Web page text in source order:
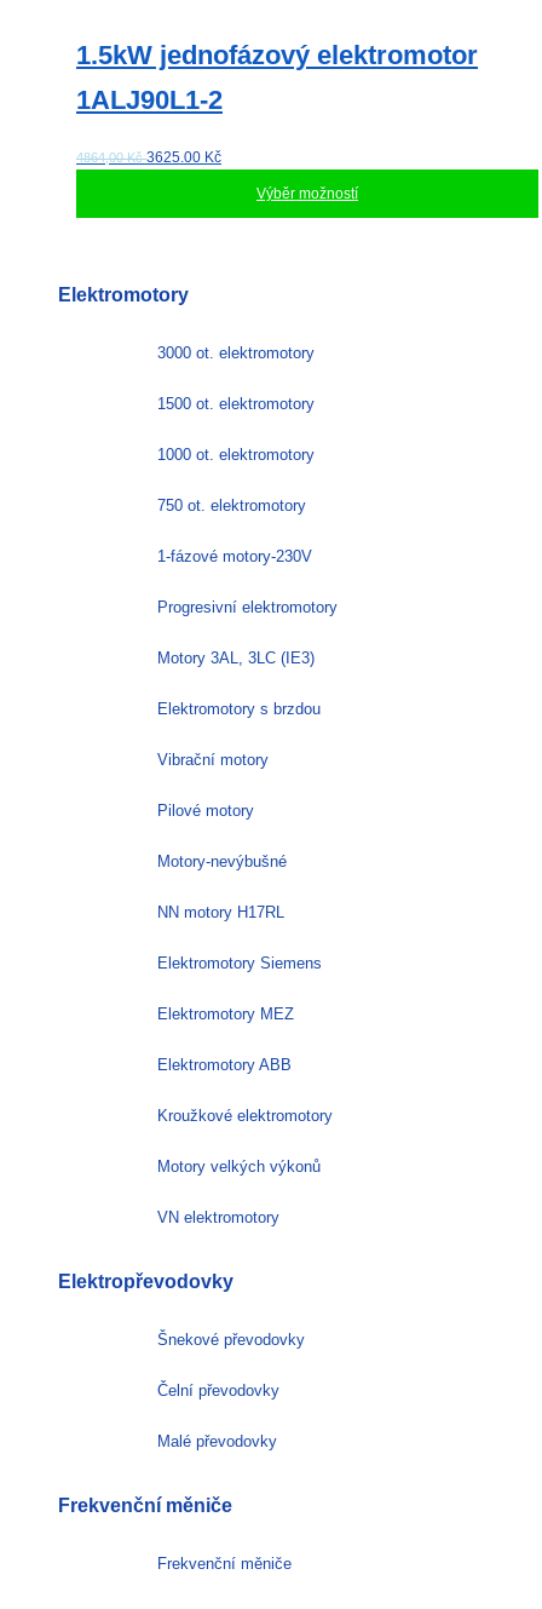
1.5kW jednofázový elektromotor
1ALJ90L1-2
4864,00 Kč3625.00 Kč
Výběr možností
více
Elektromotory
3000 ot. elektromotory
1500 ot. elektromotory
1000 ot. elektromotory
750 ot. elektromotory
1-fázové motory-230V
Progresivní elektromotory
Motory 3AL, 3LC (IE3)
Elektromotory s brzdou
Vibrační motory
Pilové motory
Motory-nevýbušné
NN motory H17RL
Elektromotory Siemens
Elektromotory MEZ
Elektromotory ABB
Kroužkové elektromotory
Motory velkých výkonů
VN elektromotory
Elektropřevodovky
Šnekové převodovky
Čelní převodovky
Malé převodovky
Frekvenční měniče
Frekvenční měniče